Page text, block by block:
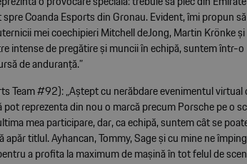
Coanda Esports din Gronau. Evident, îmi propun
mei coechipieri Mitchell deJong, Martin Krönke
intense de pregătire și muncii în echipă, suntem într-
de anduranță.”
Team #92): „Aștept cu nerăbdare evenimentul virtual
reprezenta din nou o marcă precum Porsche pe o
mea participare, dar, ca echipă, suntem cât se
titlul. Ayhancan, Tommy, Sage și cu mine ne
a profita la maximum de mașină în tot felul de